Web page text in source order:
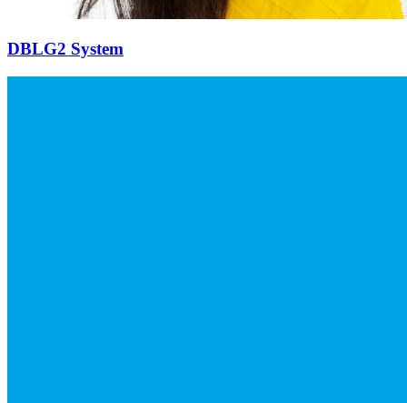
DBLG2 System